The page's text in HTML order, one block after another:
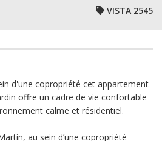
VISTA 2545
d'une copropriété cet appartement
offre un cadre de vie confortable
calme et résidentiel.
au sein d’une copropriété